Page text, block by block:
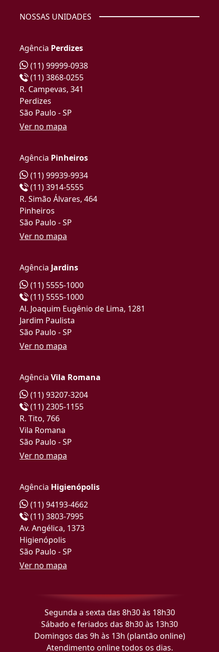
NOSSAS UNIDADES
Agência Perdizes
(11) 99999-0938
(11) 3868-0255
R. Campevas, 341
Perdizes
São Paulo - SP
Ver no mapa
Agência Pinheiros
(11) 99939-9934
(11) 3914-5555
R. Simão Álvares, 464
Pinheiros
São Paulo - SP
Ver no mapa
Agência Jardins
(11) 5555-1000
(11) 5555-1000
Al. Joaquim Eugênio de Lima, 1281
Jardim Paulista
São Paulo - SP
Ver no mapa
Agência Vila Romana
(11) 93207-3204
(11) 2305-1155
R. Tito, 766
Vila Romana
São Paulo - SP
Ver no mapa
Agência Higienópolis
(11) 94193-4662
(11) 3803-7995
Av. Angélica, 1373
Higienópolis
São Paulo - SP
Ver no mapa
Segunda a sexta das 8h30 às 18h30
Sábado e feriados das 8h30 às 13h30
Domingos das 9h às 13h (plantão online)
Atendimento online todos os dias.